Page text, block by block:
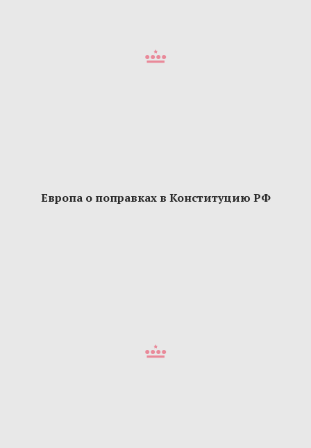
Европа о поправках в Конституцию РФ